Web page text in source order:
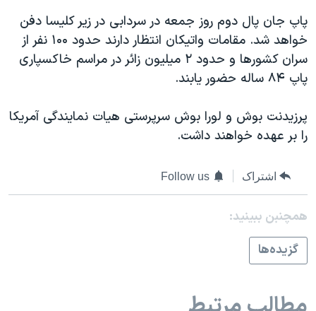
گالری عکس
آرشیو پخش زنده
اعتراضات زن، زندگی، آزادی
مجموعه مستندهای دادخواهی
تریبونال مردمی آبان ۹۸
چهل سال گروگان‌گیری
اعتراضات مردمی آبان ۹۸
اسرائیل در جنگ
نرگس محمدی برنده جایزه نوبل صلح
همایش محافظه‌کاران آمریکا «سی‌پک»
سفر پرزیدنت ترامپ به چین
پاپ جان پال دوم روز جمعه در سردابی در زير کليسا دفن
خواهد شد. مقامات واتيکان انتظار دارند حدود ۱۰۰ نفر از
سران کشورها و حدود ۲ ميليون زائر در مراسم خاکسپاری
پاپ ۸۴ ساله حضور يابند.
پرزيدنت بوش و لورا بوش سرپرستی هيات نمايندگی آمريکا
را بر عهده خواهند داشت.
اشتراک Follow us
همچنبن ببینید:
گزيده‌ها